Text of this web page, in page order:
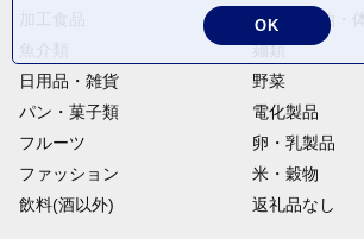
旅行・宿泊・体
麺類
日用品・雑貨
野菜
パン・菓子類
電化製品
フルーツ
卵・乳製品
ファッション
米・穀物
飲料(酒以外)
返礼品なし
OK